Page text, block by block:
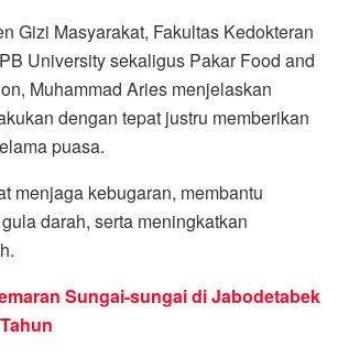
Gizi Masyarakat, Fakultas Kedokteran
University sekaligus Pakar Food and
Muhammad Aries menjelaskan
dengan tepat justru memberikan
puasa.
menjaga kebugaran, membantu
darah, serta meningkatkan
Sungai-sungai di Jabodetabek